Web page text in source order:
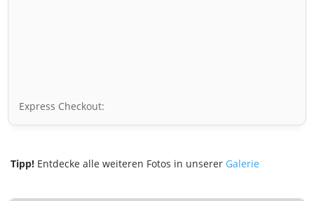
Express Checkout:
Tipp! Entdecke alle weiteren Fotos in unserer Galerie